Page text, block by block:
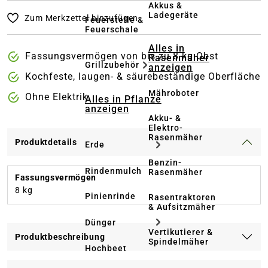
Feuerstelle &
Feuerschale
Grillzubehör
Alles in Pflanze
anzeigen
Erde
Rindenmulch
Pinienrinde
Dünger
Hochbeet
Akkus &
Ladegeräte
Alles in
Rasenmäher
anzeigen
Mähroboter
Akku- &
Elektro-
Rasenmäher
Benzin-
Rasenmäher
Rasentraktoren
& Aufsitzmäher
Vertikutierer &
Spindelmäher
Zum Merkzettel hinzufügen
Fassungsvermögen von bis zu 8 kg Obst
Kochfeste, laugen- & säurebeständige Oberfläche
Ohne Elektrik
Produktdetails
Fassungsvermögen
8 kg
Produktbeschreibung